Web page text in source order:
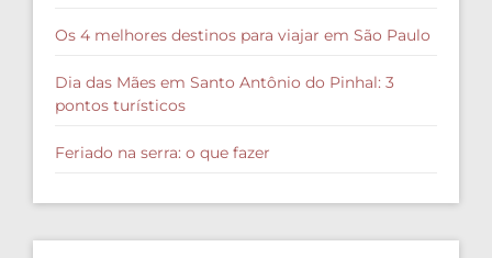
Os 4 melhores destinos para viajar em São Paulo
Dia das Mães em Santo Antônio do Pinhal: 3
pontos turísticos
Feriado na serra: o que fazer